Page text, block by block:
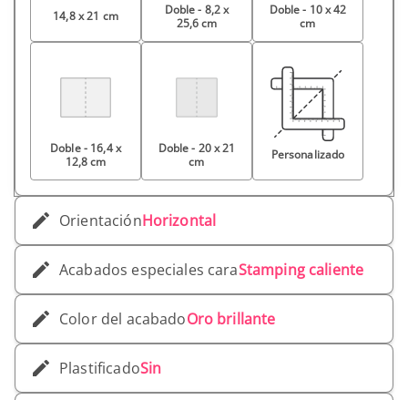
14,8 x 21 cm
Doble - 8,2 x
25,6 cm
Doble - 10 x 42
cm
Doble - 16,4 x
12,8 cm
Doble - 20 x 21
cm
Personalizado
OrientaciónHorizontal
Acabados especiales caraStamping caliente
Color del acabadoOro brillante
PlastificadoSin